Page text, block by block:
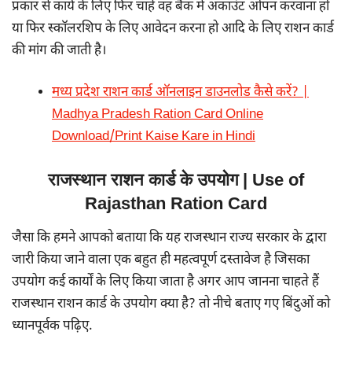
प्रकार से कार्य के लिए फिर चाहे वह बैंक में अकाउंट ओपन करवाना हो
या फिर स्कॉलरशिप के लिए आवेदन करना हो आदि के लिए राशन कार्ड
की मांग की जाती है।
मध्य प्रदेश राशन कार्ड ऑनलाइन डाउनलोड कैसे करें? |
Madhya Pradesh Ration Card Online
Download/Print Kaise Kare in Hindi
राजस्थान राशन कार्ड के उपयोग | Use of
Rajasthan Ration Card
जैसा कि हमने आपको बताया कि यह राजस्थान राज्य सरकार के द्वारा
जारी किया जाने वाला एक बहुत ही महत्वपूर्ण दस्तावेज है जिसका
उपयोग कई कार्यों के लिए किया जाता है अगर आप जानना चाहते हैं
राजस्थान राशन कार्ड के उपयोग क्या है? तो नीचे बताए गए बिंदुओं को
ध्यानपूर्वक पढ़िए.